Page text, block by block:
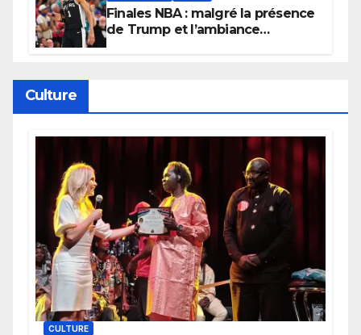
Finales NBA : malgré la présence
de Trump et l’ambiance
Culture
CULTURE